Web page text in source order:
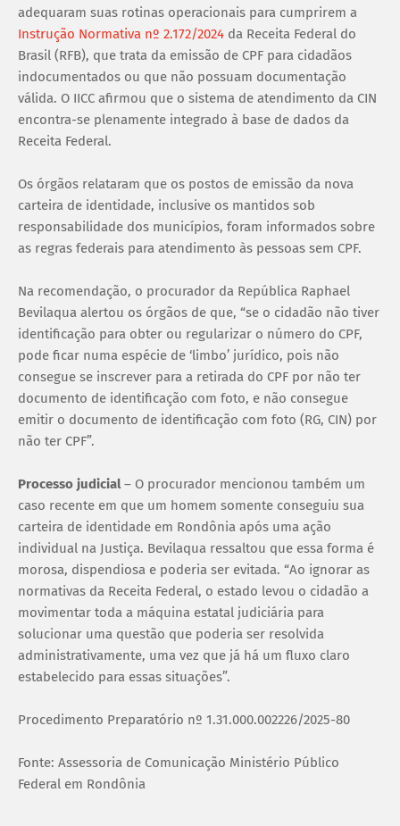
adequaram suas rotinas operacionais para cumprirem a
Instrução Normativa nº 2.172/2024 da Receita Federal do
Brasil (RFB), que trata da emissão de CPF para cidadãos
indocumentados ou que não possuam documentação
válida. O IICC afirmou que o sistema de atendimento da CIN
encontra-se plenamente integrado à base de dados da
Receita Federal.
Os órgãos relataram que os postos de emissão da nova
carteira de identidade, inclusive os mantidos sob
responsabilidade dos municípios, foram informados sobre
as regras federais para atendimento às pessoas sem CPF.
Na recomendação, o procurador da República Raphael
Bevilaqua alertou os órgãos de que, “se o cidadão não tiver
identificação para obter ou regularizar o número do CPF,
pode ficar numa espécie de ‘limbo’ jurídico, pois não
consegue se inscrever para a retirada do CPF por não ter
documento de identificação com foto, e não consegue
emitir o documento de identificação com foto (RG, CIN) por
não ter CPF”.
Processo judicial– O procurador mencionou também um
caso recente em que um homem somente conseguiu sua
carteira de identidade em Rondônia após uma ação
individual na Justiça. Bevilaqua ressaltou que essa forma é
morosa, dispendiosa e poderia ser evitada. “Ao ignorar as
normativas da Receita Federal, o estado levou o cidadão a
movimentar toda a máquina estatal judiciária para
solucionar uma questão que poderia ser resolvida
administrativamente, uma vez que já há um fluxo claro
estabelecido para essas situações”.
Procedimento Preparatório nº 1.31.000.002226/2025-80
Fonte: Assessoria de Comunicação Ministério Público
Federal em Rondônia